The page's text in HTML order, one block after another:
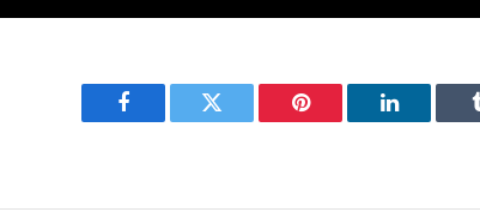
Facebook Twitter Pinterest LinkedIn